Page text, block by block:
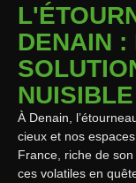
DENAIN :
NUISIBLE
À Denain,
cieux et nos espaces
France, riche de
ces volatiles en